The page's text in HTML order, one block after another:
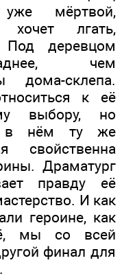
мёртвой,
лгать,
Под деревцом
чем
дома-склепа.
к её
выбору, но
в нём ту же
свойственна
Драматург
правду её
И как
героине, как
мы со всей
финал для